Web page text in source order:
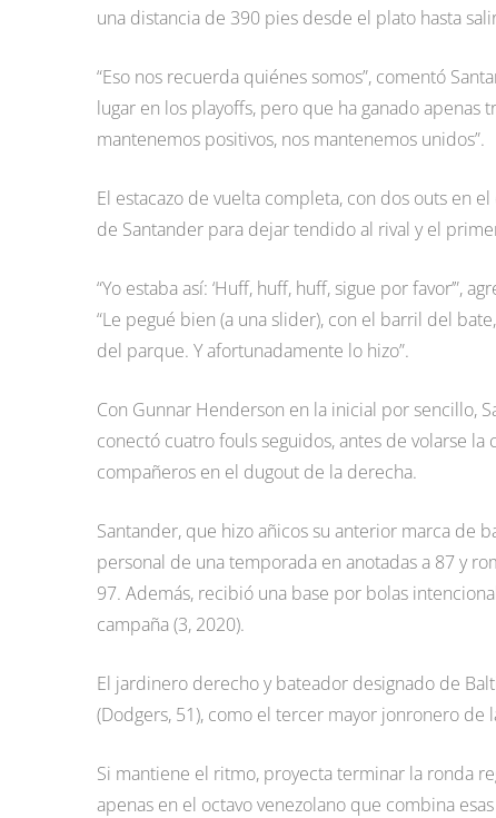
una distancia de 390 pies desde el plato hasta
“Eso nos recuerda quiénes somos”, comentó
lugar en los playoffs, pero que ha ganado apenas
mantenemos positivos, nos mantenemos unidos”.
El estacazo de vuelta completa, con dos outs en
de Santander para dejar tendido al rival y el
“Yo estaba así: ‘Huff, huff, huff, sigue por favor’”,
“Le pegué bien (a una slider), con el barril del
del parque. Y afortunadamente lo hizo”.
Con Gunnar Henderson en la inicial por sencillo,
conectó cuatro fouls seguidos, antes de volarse
compañeros en el dugout de la derecha.
Santander, que hizo añicos su anterior marca de
personal de una temporada en anotadas a 87 y
97. Además, recibió una base por bolas
campaña (3, 2020).
El jardinero derecho y bateador designado de
(Dodgers, 51), como el tercer mayor jonronero de
Si mantiene el ritmo, proyecta terminar la ronda
apenas en el octavo venezolano que combina